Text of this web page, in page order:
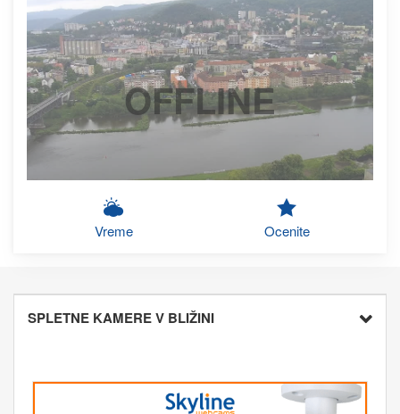
OFFLINE
Vreme Ocenite
SPLETNE KAMERE V BLIŽINI